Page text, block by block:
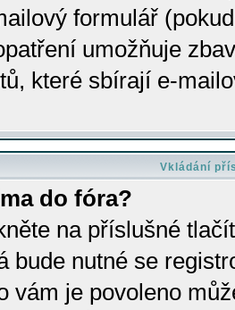
formulář
umožňuje
které sbírají e-
Vkládání
do fóra?
na příslušné
bude nutné se
vám je povoleno